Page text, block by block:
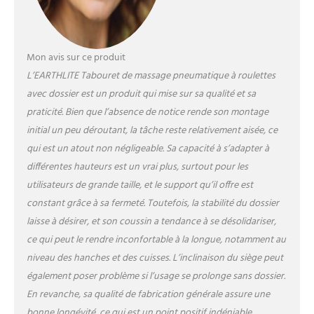
cm offrant un grand confort.
Mon avis sur ce produit
L’EARTHLITE Tabouret de massage pneumatique à roulettes
avec dossier est un produit qui mise sur sa qualité et sa
praticité. Bien que l’absence de notice rende son montage
initial un peu déroutant, la tâche reste relativement aisée, ce
qui est un atout non négligeable. Sa capacité à s’adapter à
différentes hauteurs est un vrai plus, surtout pour les
utilisateurs de grande taille, et le support qu’il offre est
constant grâce à sa fermeté. Toutefois, la stabilité du dossier
laisse à désirer, et son coussin a tendance à se désolidariser,
ce qui peut le rendre inconfortable à la longue, notamment au
niveau des hanches et des cuisses. L’inclinaison du siège peut
également poser problème si l’usage se prolonge sans dossier.
En revanche, sa qualité de fabrication générale assure une